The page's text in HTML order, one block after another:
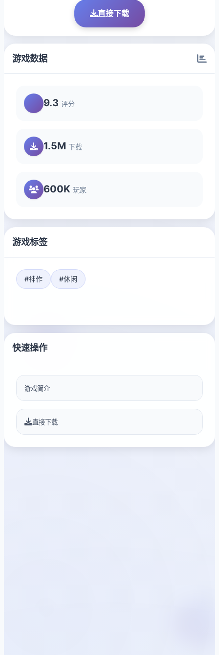
直接下载
游戏数据
9.3 评分
1.5M 下载
600K 玩家
游戏标签
#神作 #休闲
快速操作
游戏简介
直接下载